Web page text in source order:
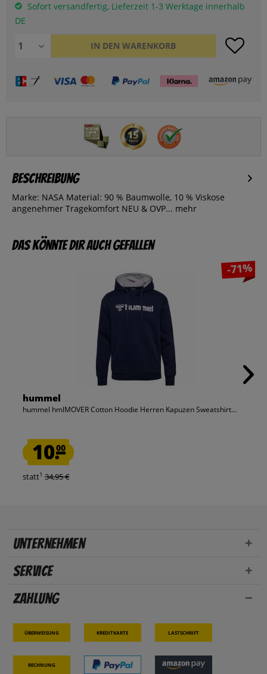
Sofort versandfertig, Lieferzeit 1-3 Werktage innerhalb
DE
IN DEN WARENKORB
Beschreibung
Marke: NASA Material: 90 % Baumwolle, 10 % Viskose
angenehmer Tragekomfort NEU & OVP... mehr
Das könnte dir auch gefallen
-71%
hummel
hummel hmlMOVER Cotton Hoodie Herren Kapuzen Sweatshirt...
10.00
statt1 34,95 €
Unternehmen
Service
Zahlung
Überweisung Kreditkarte Lastschrift
Rechnung